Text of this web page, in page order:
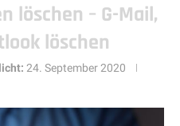
löschen – G-Mail,
löschen
24. September 2020